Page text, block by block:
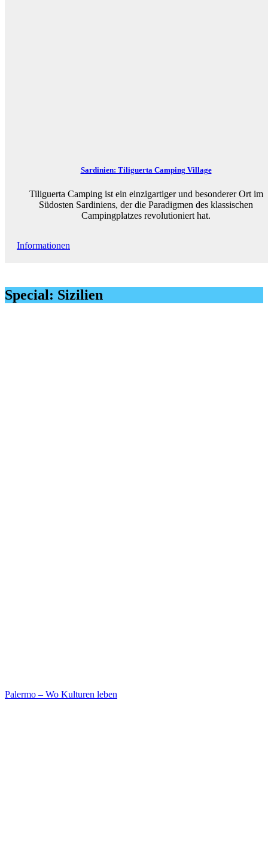
Sardinien: Tiliguerta Camping Village
Tiliguerta Camping ist ein einzigartiger und besonderer Ort im
Südosten Sardiniens, der die Paradigmen des klassischen
Campingplatzes revolutioniert hat.
Informationen
Special: Sizilien
Palermo – Wo Kulturen leben